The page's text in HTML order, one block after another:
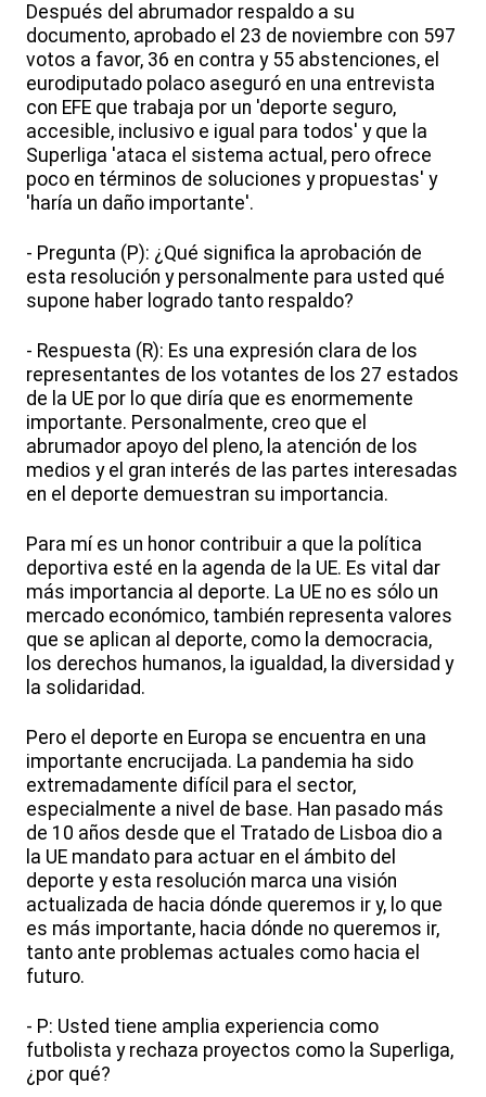
Después del abrumador respaldo a su
documento, aprobado el 23 de noviembre con 597
votos a favor, 36 en contra y 55 abstenciones, el
eurodiputado polaco aseguró en una entrevista
con EFE que trabaja por un 'deporte seguro,
accesible, inclusivo e igual para todos' y que la
Superliga 'ataca el sistema actual, pero ofrece
poco en términos de soluciones y propuestas' y
'haría un daño importante'.
- Pregunta (P): ¿Qué significa la aprobación de
esta resolución y personalmente para usted qué
supone haber logrado tanto respaldo?
- Respuesta (R): Es una expresión clara de los
representantes de los votantes de los 27 estados
de la UE por lo que diría que es enormemente
importante. Personalmente, creo que el
abrumador apoyo del pleno, la atención de los
medios y el gran interés de las partes interesadas
en el deporte demuestran su importancia.
Para mí es un honor contribuir a que la política
deportiva esté en la agenda de la UE. Es vital dar
más importancia al deporte. La UE no es sólo un
mercado económico, también representa valores
que se aplican al deporte, como la democracia,
los derechos humanos, la igualdad, la diversidad y
la solidaridad.
Pero el deporte en Europa se encuentra en una
importante encrucijada. La pandemia ha sido
extremadamente difícil para el sector,
especialmente a nivel de base. Han pasado más
de 10 años desde que el Tratado de Lisboa dio a
la UE mandato para actuar en el ámbito del
deporte y esta resolución marca una visión
actualizada de hacia dónde queremos ir y, lo que
es más importante, hacia dónde no queremos ir,
tanto ante problemas actuales como hacia el
futuro.
- P: Usted tiene amplia experiencia como
futbolista y rechaza proyectos como la Superliga,
¿por qué?